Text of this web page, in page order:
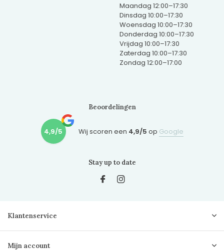
Maandag 12:00–17:30
Dinsdag 10:00–17:30
Woensdag 10:00–17:30
Donderdag 10:00–17:30
Vrijdag 10:00–17:30
Zaterdag 10:00–17:30
Zondag 12:00–17:00
Beoordelingen
4,9/5 Wij scoren een 4,9/5 op Google
Stay up to date
Klantenservice
Mijn account